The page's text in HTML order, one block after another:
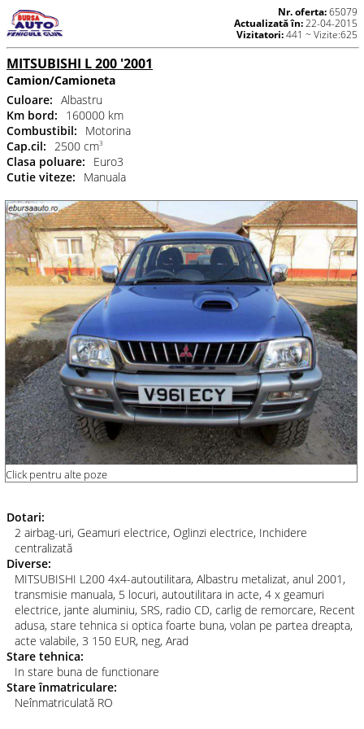
Nr. oferta:65079
Actualizată în:22-04-2015
Vizitatori:441 ~ Vizite:625
MITSUBISHI L 200 '2001
Camion/Camioneta
Culoare: Albastru
Km bord:
160000 km
Combustibil:
Motorina
Cap.cil:
2500 cm3
Clasa poluare:
Euro3
Cutie viteze:
Manuala
Click pentru alte poze
Dotari:
2 airbag-uri, Geamuri electrice, Oglinzi electrice, Inchidere
centralizată
Diverse:
MITSUBISHI L200 4x4-autoutilitara, Albastru metalizat, anul 2001,
transmisie manuala, 5 locuri, autoutilitara in acte, 4 x geamuri
electrice, jante aluminiu, SRS, radio CD, carlig de remorcare, Recent
adusa, stare tehnica si optica foarte buna, volan pe partea dreapta,
acte valabile, 3 150 EUR, neg, Arad
Stare tehnica:
In stare buna de functionare
Stare înmatriculare:
Neînmatriculată RO